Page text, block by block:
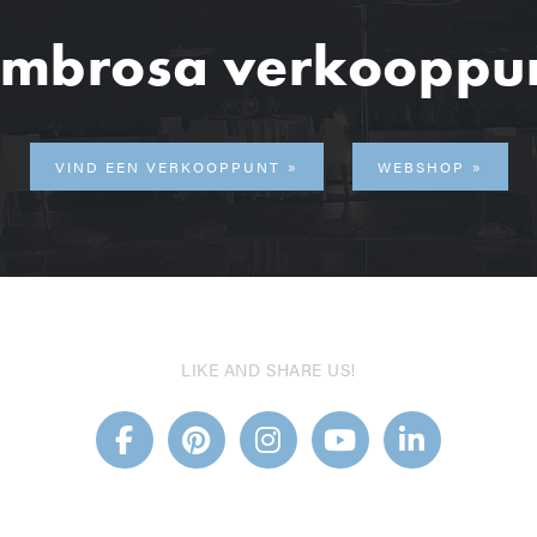
VIND EEN VERKOOPPUNT WEBSHOP
LIKE AND SHARE US!